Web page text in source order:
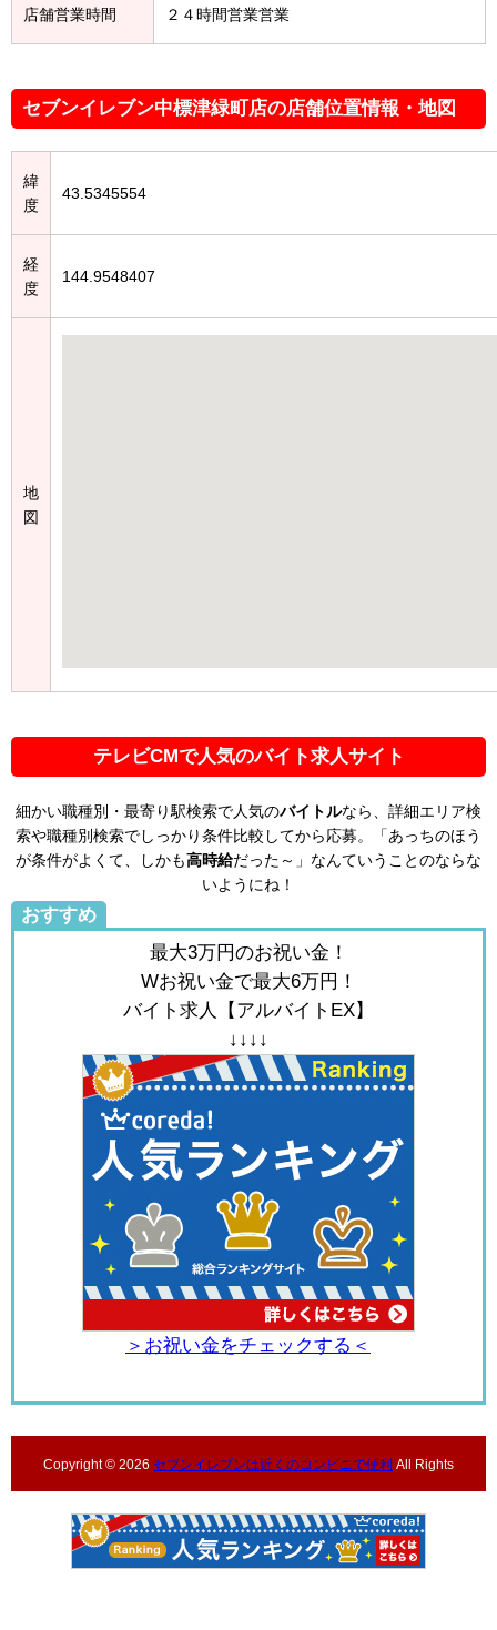
店舗営業時間 ２４時間営業営業
セブンイレブン中標津緑町店の店舗位置情報・地図
緯
度
43.5345554
経
度
144.9548407
地
図
テレビCMで人気のバイト求人サイト
細かい職種別・最寄り駅検索で人気のバイトルなら、詳細エリア検
索や職種別検索でしっかり条件比較してから応募。「あっちのほう
が条件がよくて、しかも高時給だった～」なんていうことのならな
いようにね！
おすすめ
最大3万円のお祝い金！
Wお祝い金で最大6万円！
バイト求人【アルバイトEX】
↓↓↓↓
＞お祝い金をチェックする＜
Copyright © 2026 セブンイレブンは近くのコンビニで便利 All Rights
Reserved.